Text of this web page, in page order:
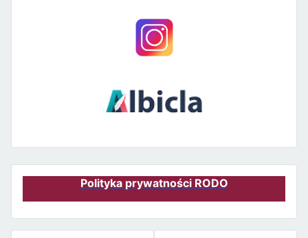
Polityka prywatności RODO